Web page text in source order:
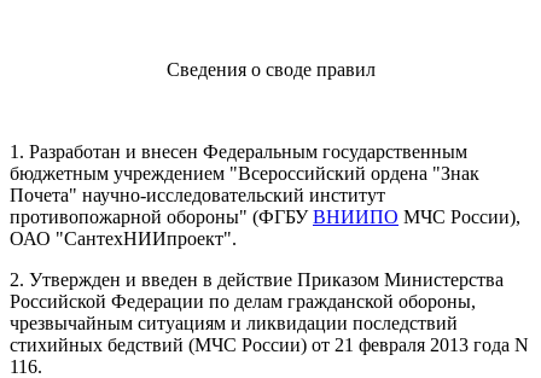
Сведения о своде правил
1. Разработан и внесен Федеральным государственным
бюджетным учреждением "Всероссийский ордена "Знак
Почета" научно-исследовательский институт
противопожарной обороны" (ФГБУВНИИПО МЧС России),
ОАО "СантехНИИпроект".
2. Утвержден и введен в действие Приказом Министерства
Российской Федерации по делам гражданской обороны,
чрезвычайным ситуациям и ликвидации последствий
стихийных бедствий (МЧС России) от 21 февраля 2013 года N
116.